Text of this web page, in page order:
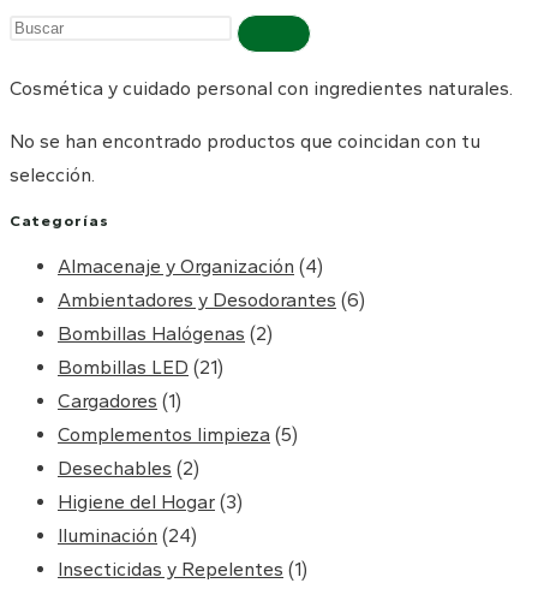
Buscar
esta
Cosmética y cuidado personal con ingredientes naturales.
No se han encontrado productos que coincidan con tu
selección.
Categorías
Almacenaje y Organización (4)
Ambientadores y Desodorantes (6)
Bombillas Halógenas (2)
Bombillas LED (21)
Cargadores (1)
Complementos limpieza (5)
Desechables (2)
Higiene del Hogar (3)
Iluminación (24)
Insecticidas y Repelentes (1)